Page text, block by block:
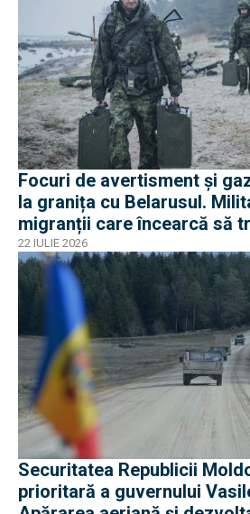
Focuri de avertisment și
la granița cu Belarusul.
migranții care încearcă să
22 IULIE 2026
Securitatea Republicii
prioritară a guvernului